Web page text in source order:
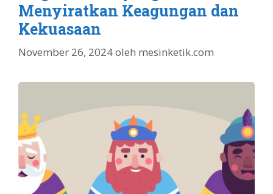
Menyiratkan Keagungan dan
Kekuasaan
November 26, 2024oleh mesinketik.com